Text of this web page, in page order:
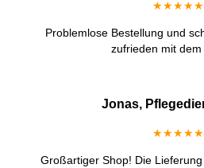
★★★★★
Problemlose Bestellung und
zufrieden mit dem
Jonas,
★★★★★
Großartiger Shop! Die